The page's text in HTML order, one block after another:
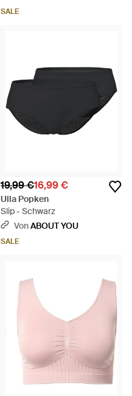
SALE
19,99 €16,99 €
Ulla Popken
Slip - Schwarz
VonABOUT YOU
SALE